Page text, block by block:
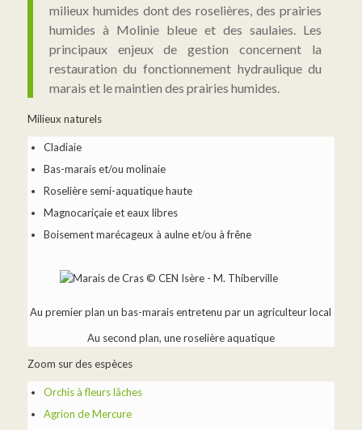
milieux humides dont des roselières, des prairies
humides à Molinie bleue et des saulaies. Les
principaux enjeux de gestion concernent la
restauration du fonctionnement hydraulique du
marais et le maintien des prairies humides.
Milieux naturels
Cladiaie
Bas-marais et/ou molinaie
Roselière semi-aquatique haute
Magnocariçaie et eaux libres
Boisement marécageux à aulne et/ou à frêne
Au premier plan un bas-marais entretenu par un agriculteur local
Au second plan, une roselière aquatique
Zoom sur des espèces
Orchis à fleurs lâches
Agrion de Mercure